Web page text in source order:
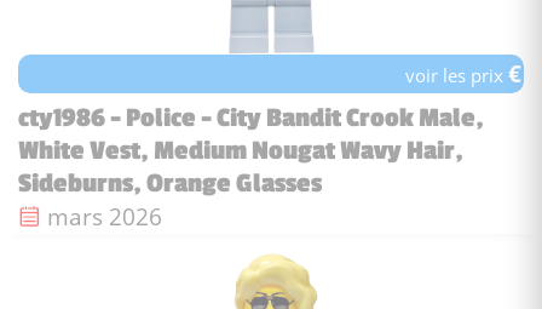
voir les prix€
cty1986 - Police - City Bandit Crook Male,
White Vest, Medium Nougat Wavy Hair,
Sideburns, Orange Glasses
Date de sortie :
mars 2026